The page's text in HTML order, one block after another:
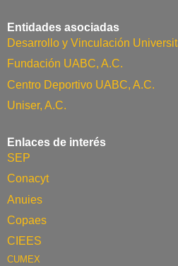
Entidades asociadas
Desarrollo y Vinculación
Fundación UABC, A.C.
Centro Deportivo UABC, A.C.
Uniser, A.C.
Enlaces de interés
SEP
Conacyt
Anuies
Copaes
CIEES
CUMEX